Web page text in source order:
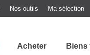
Nos outils Ma sélection
Acheter Biens